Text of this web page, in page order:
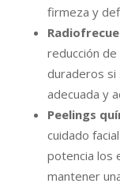
firmeza y
reducción
duraderos si
adecuada y
Peelings
cuidado
potencia los
mantener